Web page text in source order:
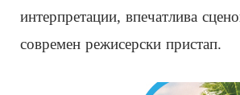
интерпретации, впечатлива
современ режисерски пристап.